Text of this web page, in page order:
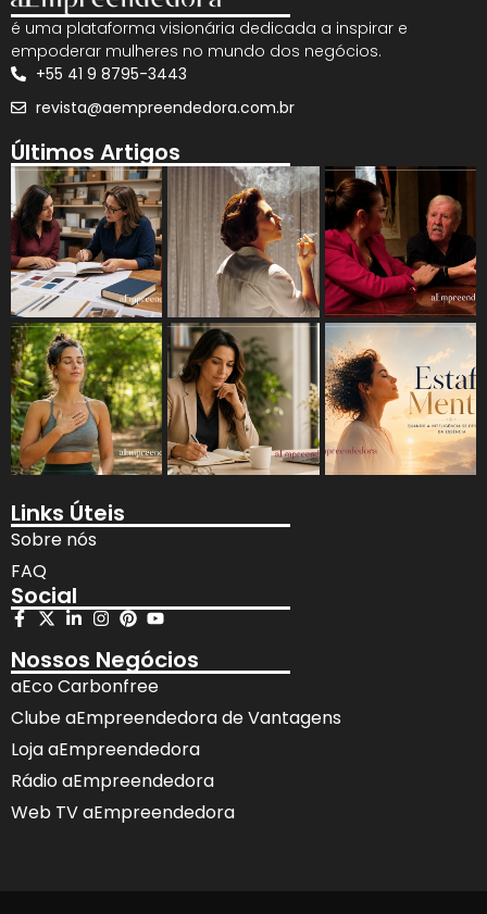
é uma plataforma visionária dedicada a inspirar e
empoderar mulheres no mundo dos negócios.
+55 41 9 8795-3443
revista@aempreendedora.com.br
Últimos Artigos
Links Úteis
Sobre nós
FAQ
Social
Nossos Negócios
aEco Carbonfree
Clube aEmpreendedora de Vantagens
Loja aEmpreendedora
Rádio aEmpreendedora
Web TV aEmpreendedora